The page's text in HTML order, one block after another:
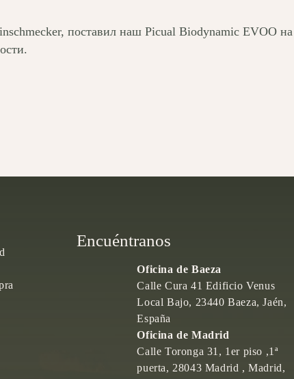
поставил наш Picual Biodynamic EVOO на
Encuéntranos
Oficina de Baeza
Calle Cura 41 Edificio Venus
Local Bajo, 23440 Baeza, Jaén,
España
Oficina de Madrid
Calle Toronga 31, 1er piso ,1ª
puerta, 28043 Madrid , Madrid,